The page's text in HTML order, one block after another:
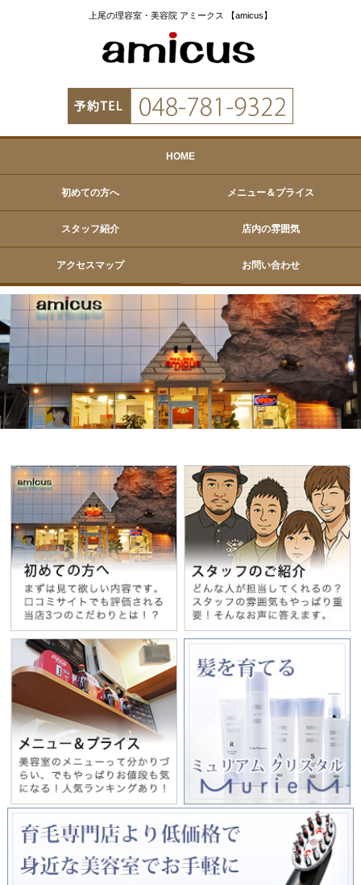
上尾の理容室・美容院 アミークス 【amicus】
HOME
初めての方へ メニュー＆プライス
スタッフ紹介 店内の雰囲気
アクセスマップ お問い合わせ